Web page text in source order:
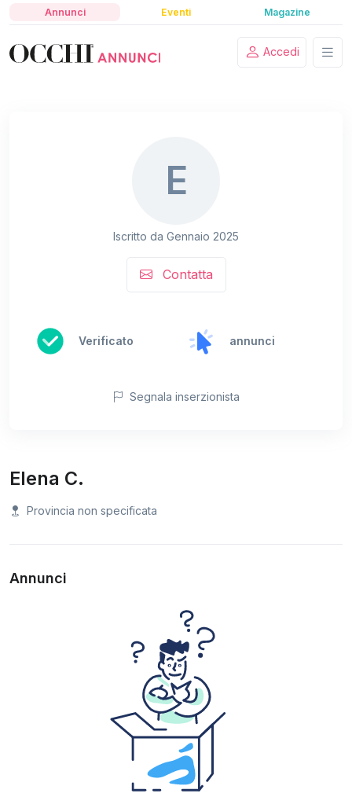
Annunci Eventi Magazine
Accedi
E
Iscritto da Gennaio 2025
Contatta
Verificato annunci
Segnala inserzionista
Elena C.
Provincia non specificata
Annunci